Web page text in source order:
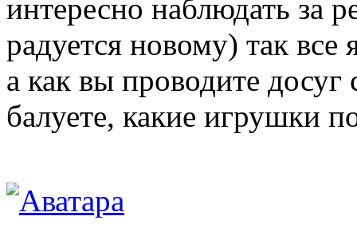
интересно наблюдать за
радуется новому) так все
а как вы проводите досуг
балуете, какие игрушки